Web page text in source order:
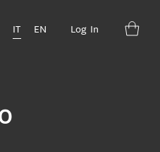
IT EN Log In